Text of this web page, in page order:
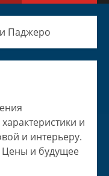
Паджеро
и
и интерьеру.
Цены и будущее